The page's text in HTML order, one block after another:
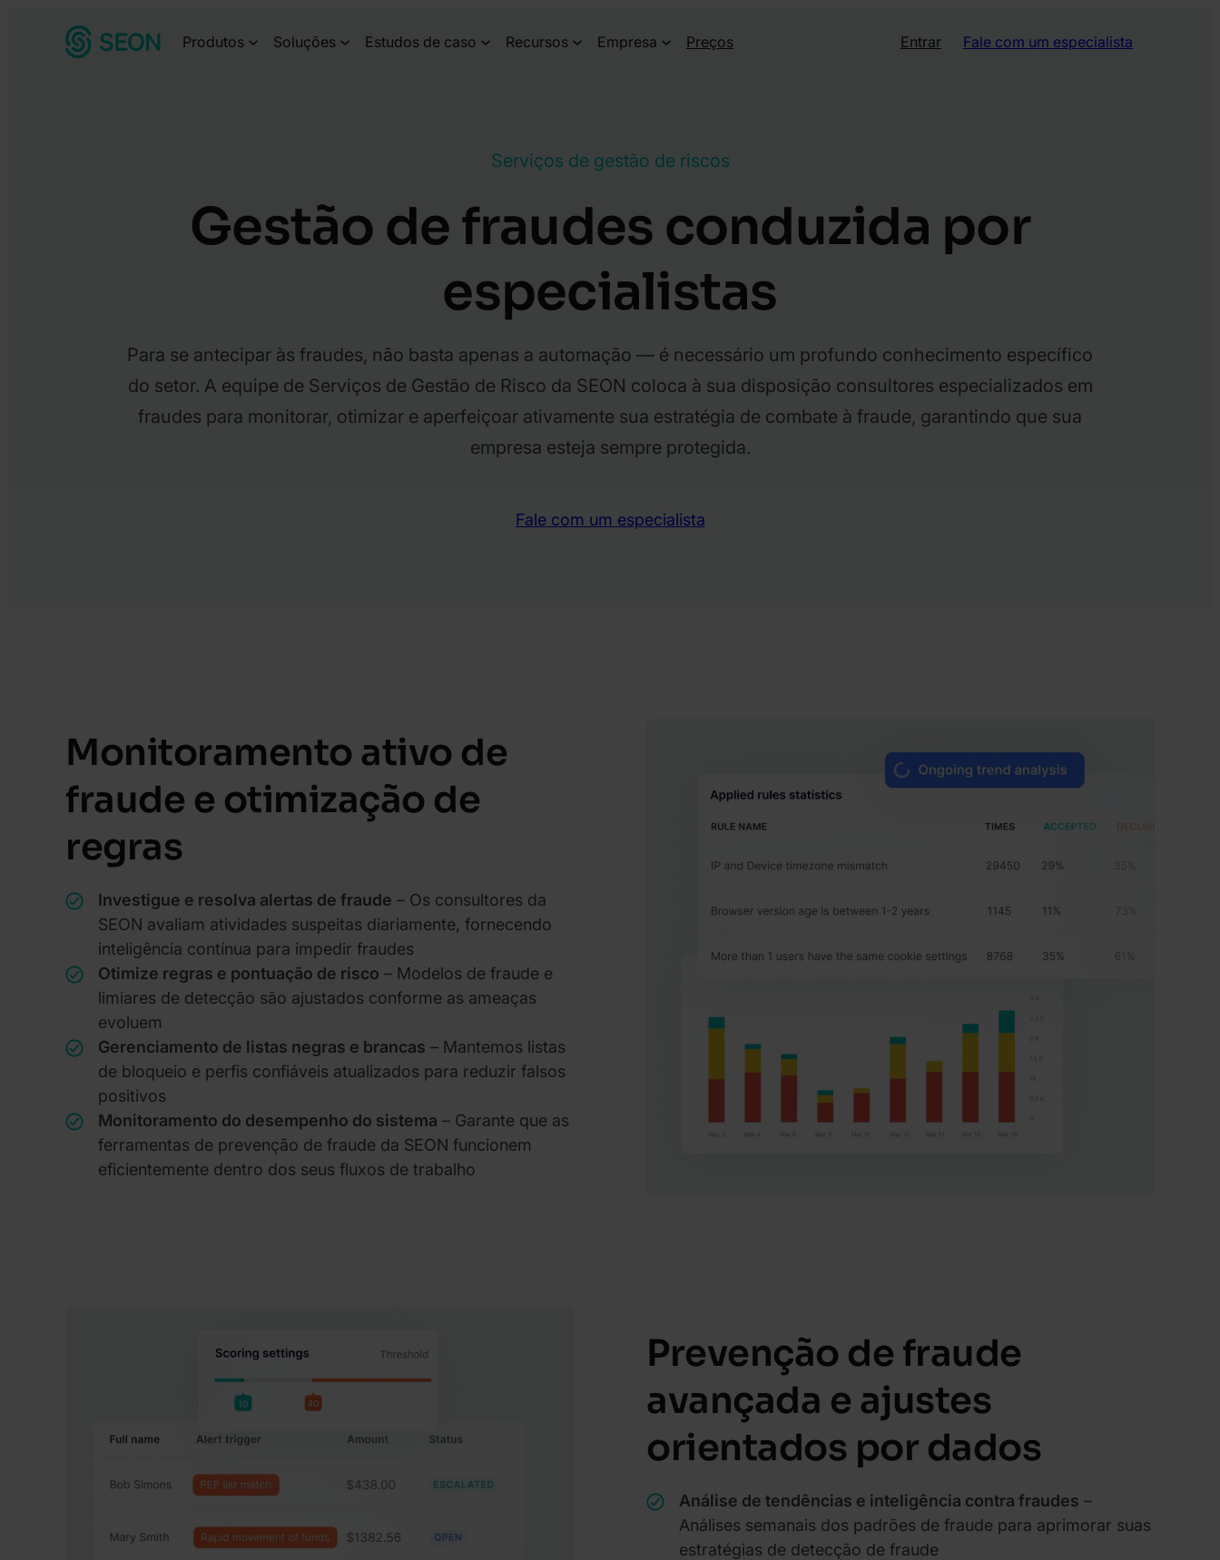
Produtos Soluções Estudos de caso Recursos Empresa Preços Fale com um especialista
Entrar
Serviços de gestão de riscos
Gestão de fraudes conduzida por
especialistas
Para se antecipar às fraudes, não basta apenas a automação — é necessário um profundo conhecimento específico
do setor. A equipe de Serviços de Gestão de Risco da SEON coloca à sua disposição consultores especializados em
fraudes para monitorar, otimizar e aperfeiçoar ativamente sua estratégia de combate à fraude, garantindo que sua
empresa esteja sempre protegida.
Fale com um especialista
Monitoramento ativo de
fraude e otimização de
regras
Investigue e resolva alertas de fraude – Os consultores da
SEON avaliam atividades suspeitas diariamente, fornecendo
inteligência contínua para impedir fraudes
Otimize regras e pontuação de risco – Modelos de fraude e
limiares de detecção são ajustados conforme as ameaças
evoluem
Gerenciamento de listas negras e brancas – Mantemos listas
de bloqueio e perfis confiáveis atualizados para reduzir falsos
positivos
Monitoramento do desempenho do sistema – Garante que as
ferramentas de prevenção de fraude da SEON funcionem
eficientemente dentro dos seus fluxos de trabalho
Prevenção de fraude
avançada e ajustes
orientados por dados
Análise de tendências e inteligência contra fraudes –
Análises semanais dos padrões de fraude para aprimorar suas
estratégias de detecção de fraude